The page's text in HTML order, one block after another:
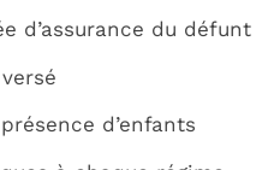
d’assurance du défunt
d’enfants